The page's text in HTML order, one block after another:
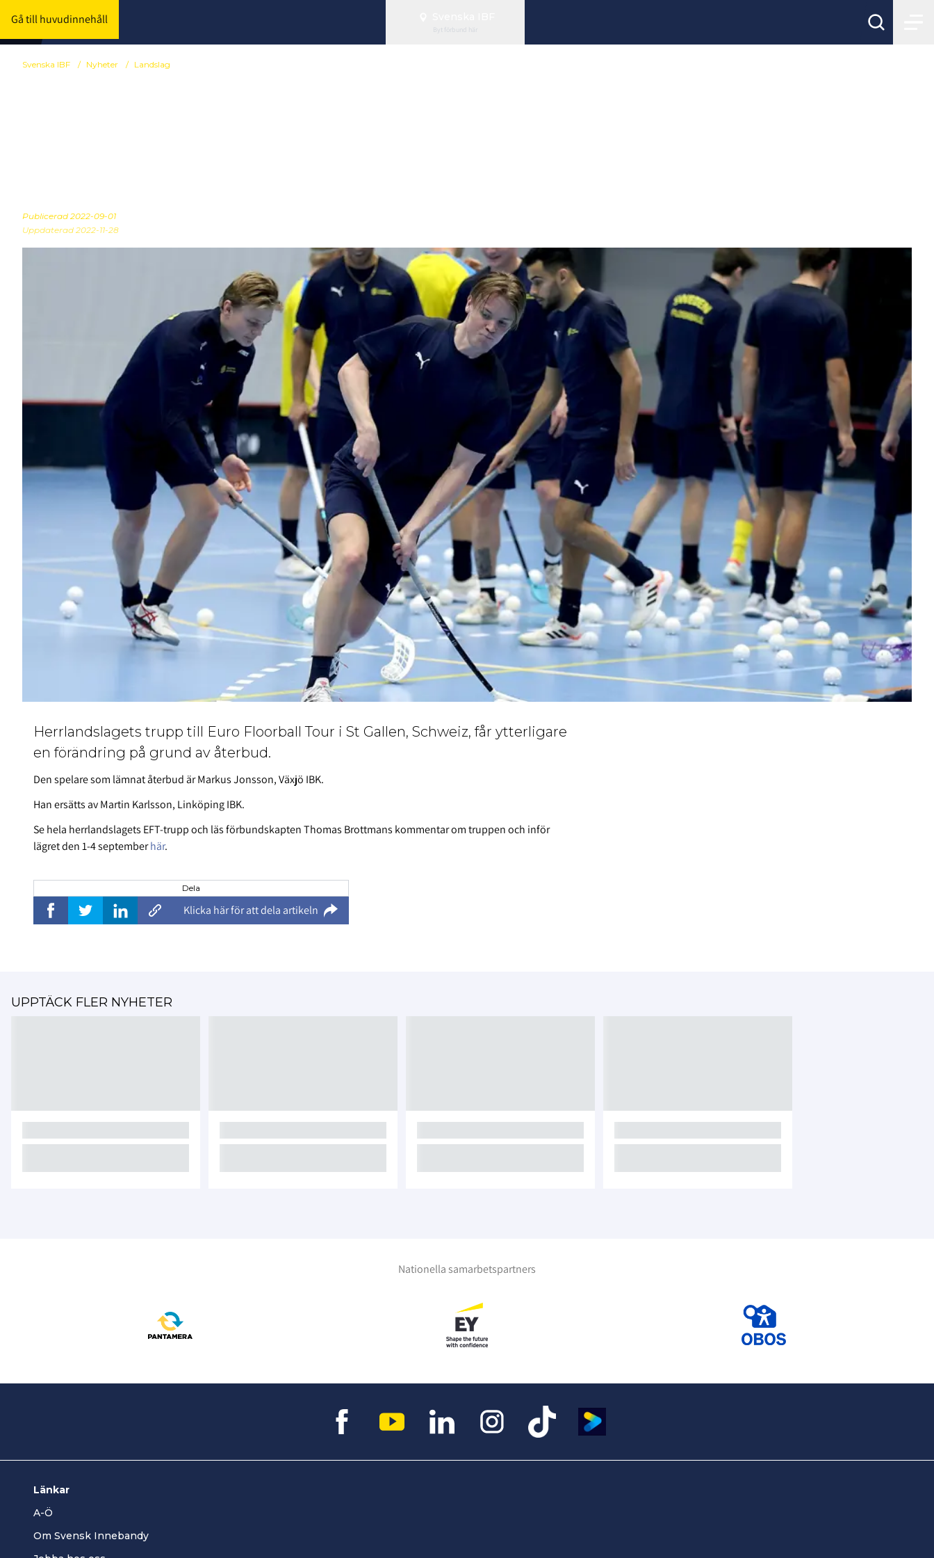
Gå till huvudinnehåll
Byt förbund här
Svenska IBF / Nyheter / Landslag
Publicerad 2022-09-01
Uppdaterad 2022-11-28
Herrlandslagets trupp till Euro Floorball Tour i St Gallen, Schweiz, får ytterligare
en förändring på grund av återbud.
Den spelare som lämnat återbud är Markus Jonsson, Växjö IBK.
Han ersätts av Martin Karlsson, Linköping IBK.
Se hela herrlandslagets EFT-trupp och läs förbundskapten Thomas Brottmans kommentar om truppen och inför
lägret den 1-4 septemberhär.
Dela
Klicka här för att dela artikeln
UPPTÄCK FLER NYHETER
Nationella samarbetspartners
Länkar
A-Ö
Om Svensk Innebandy